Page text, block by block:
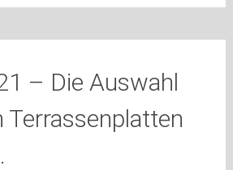
– Die Auswahl
Terrassenplatten